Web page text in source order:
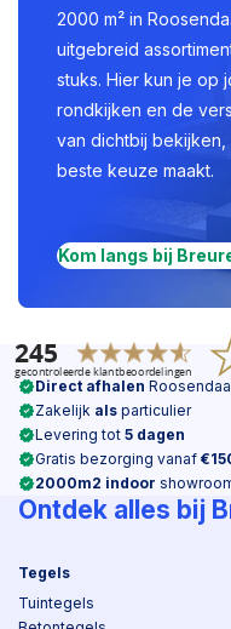
2000 m² in
uitgebreid
stuks. Hier kun je op
rondkijken en de
van dichtbij
beste keuze maakt.
Kom langs bij
Direct afhalen
Zakelijk als particulier
Levering tot 5 dagen
Gratis bezorging vanaf
2000m2 indoor
Ontdek alles bij
Tegels
Tuintegels